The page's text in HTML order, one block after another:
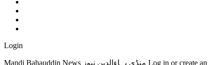
Login
Mandi Bahauddin News منڈی بہاءالدین نیوز Log in or create an